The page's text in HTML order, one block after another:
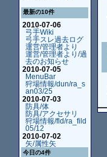
最新の10件
2010-07-06
弓手Wiki
弓手スレ過去ログ
運営/管理者より
運営/管理者より/過
去のお知らせ
2010-07-05
MenuBar
狩場情報/dun/ra_s
an03/25
2010-07-03
防具/体
防具/アクセサリ
狩場情報/fld/ra_fild
05/12
2010-07-02
矢/属性矢
今日の4件